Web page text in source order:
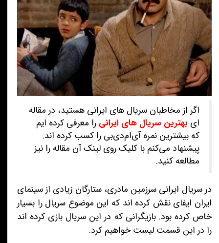
اگر از مخاطبان سریال های ایرانی هستید، در مقاله
ای بهترین سریال های ایرانی را معرفی کرده ایم
که بیشترین نمره آی‌ام‌دی‌بی را کسب کرده اند.
پیشنهاد می‌کنم با کلیک روی لینک آن مقاله را نیز
مطالعه کنید.
در سریال ایرانی سرزمین مادری، ستارگان زیادی از سینمای
ایران ایفای نقش کرده اند که این موضوع سریال را بسیار
خاص کرده بود. بازیگرانی که در این سریال بازی کرده اند
را در این قسمت لیست خواهیم کرد.